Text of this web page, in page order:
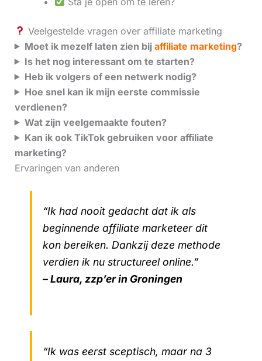
Veelgestelde vragen over affiliate marketing
Moet ik mezelf laten zien bij affiliate marketing?
Is het nog interessant om te starten?
Heb ik volgers of een netwerk nodig?
Hoe snel kan ik mijn eerste commissie
verdienen?
Wat zijn veelgemaakte fouten?
Kan ik ook TikTok gebruiken voor affiliate
marketing?
Ervaringen van anderen
“Ik had nooit gedacht dat ik als
beginnende affiliate marketeer dit
kon bereiken. Dankzij deze methode
verdien ik nu structureel online.”
– Laura, zzp’er in Groningen
“Ik was eerst sceptisch, maar na 3